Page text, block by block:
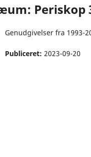
Periskop
Genudgivelser fra 1993-
Publiceret: 2023-09-20